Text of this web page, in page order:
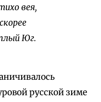
вея,
Юг.
русской зиме